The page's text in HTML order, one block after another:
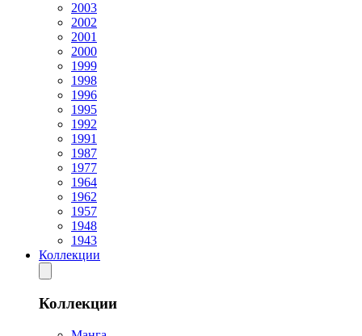
2003
2002
2001
2000
1999
1998
1996
1995
1992
1991
1987
1977
1964
1962
1957
1948
1943
Коллекции
Коллекции